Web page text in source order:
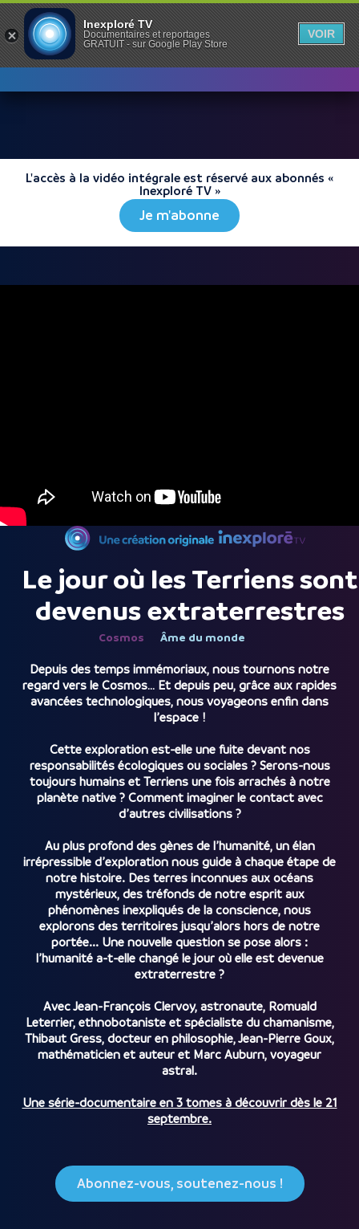
L'accès à la vidéo intégrale est réservé aux abonnés «
Inexploré TV »
Je m'abonne
Le jour où les Terriens sont
devenus extraterrestres
Cosmos Âme du monde
Depuis des temps immémoriaux, nous tournons notre
regard vers le Cosmos… Et depuis peu, grâce aux rapides
avancées technologiques, nous voyageons enfin dans
l’espace !
Cette exploration est-elle une fuite devant nos
responsabilités écologiques ou sociales ? Serons-nous
toujours humains et Terriens une fois arrachés à notre
planète native ? Comment imaginer le contact avec
d’autres civilisations ?
Au plus profond des gènes de l’humanité, un élan
irrépressible d’exploration nous guide à chaque étape de
notre histoire. Des terres inconnues aux océans
mystérieux, des tréfonds de notre esprit aux
phénomènes inexpliqués de la conscience, nous
explorons des territoires jusqu’alors hors de notre
portée... Une nouvelle question se pose alors :
l’humanité a-t-elle changé le jour où elle est devenue
extraterrestre ?
Avec Jean-François Clervoy, astronaute, Romuald
Leterrier, ethnobotaniste et spécialiste du chamanisme,
Thibaut Gress, docteur en philosophie, Jean-Pierre Goux,
mathématicien et auteur et Marc Auburn, voyageur
astral.
Une série-documentaire en 3 tomes à découvrir dès le 21
septembre.
Abonnez-vous, soutenez-nous !
Inexploré TV
Documentaires et reportages
GRATUIT - sur Google Play Store
VOIR